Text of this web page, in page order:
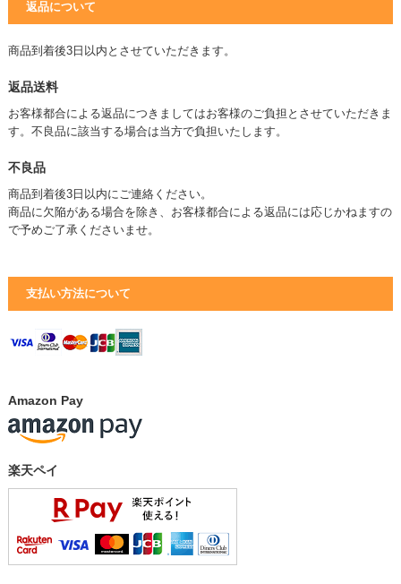
返品について
商品到着後3日以内とさせていただきます。
返品送料
お客様都合による返品につきましてはお客様のご負担とさせていただきま
す。不良品に該当する場合は当方で負担いたします。
不良品
商品到着後3日以内にご連絡ください。
商品に欠陥がある場合を除き、お客様都合による返品には応じかねますの
で予めご了承くださいませ。
支払い方法について
Amazon Pay
楽天ペイ